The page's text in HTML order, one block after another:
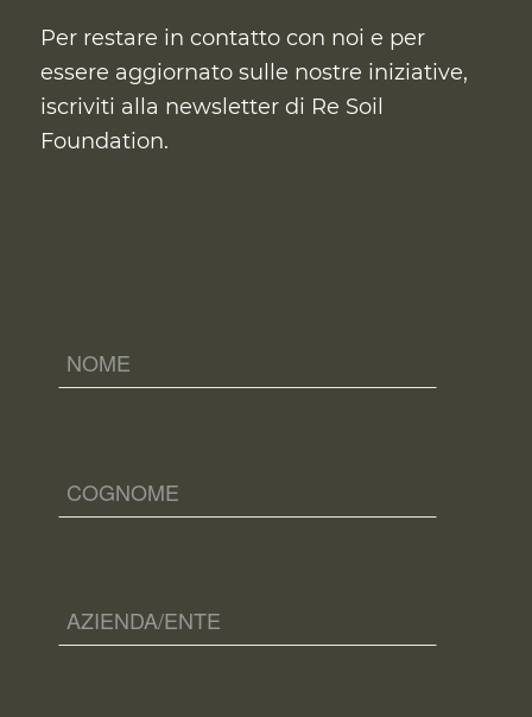
Per restare in contatto con noi e per
essere aggiornato sulle nostre iniziative,
iscriviti alla newsletter di Re Soil
Foundation.